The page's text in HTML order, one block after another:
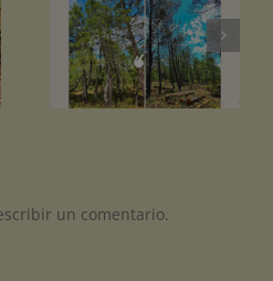
¿De dónde viene la
madera de tu pellet?
un comentario.